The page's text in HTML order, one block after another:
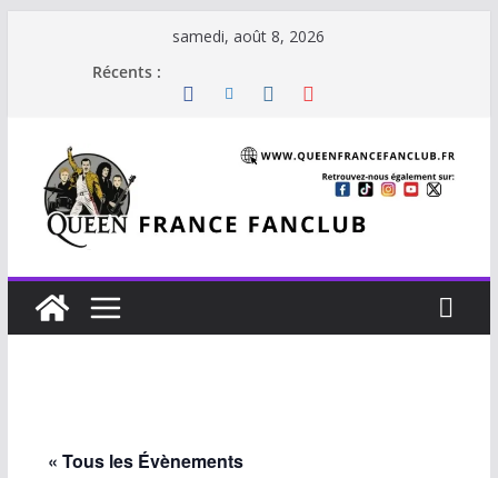
samedi, août 8, 2026
Récents :
« Tous les Évènements